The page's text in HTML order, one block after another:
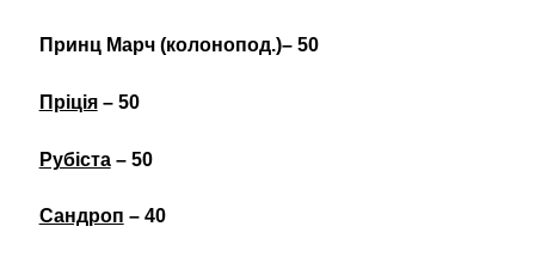
Принц Марч (колонопод.)– 50
Пріція– 50
Рубіста– 50
Сандроп – 40